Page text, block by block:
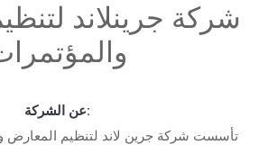
شركة جرينلاند
عن الشركة:
تأسست شركة جرين لاند لتنظيم المعارض